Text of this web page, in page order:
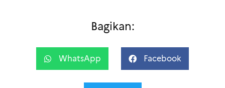
Bagikan:
WhatsApp Facebook